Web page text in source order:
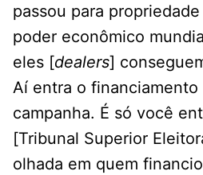
passou para
poder econômico
eles [dealers]
Aí entra o financiamento
campanha. É só você
[Tribunal Superior
olhada em quem